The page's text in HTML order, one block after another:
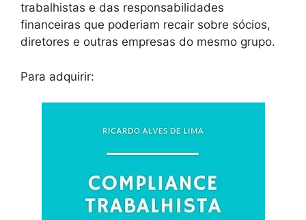
trabalhistas e das responsabilidades
financeiras que poderiam recair sobre sócios,
diretores e outras empresas do mesmo grupo.
Para adquirir: